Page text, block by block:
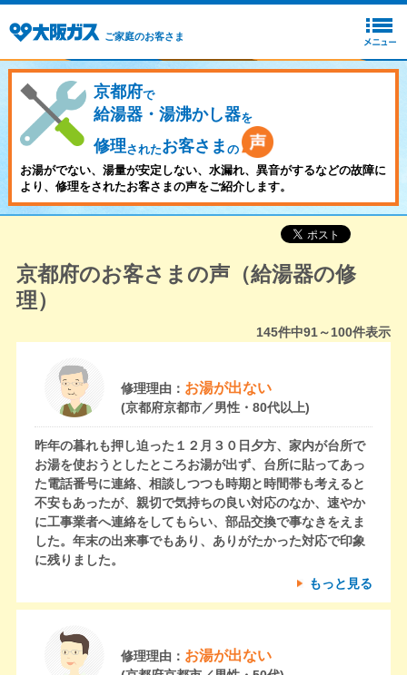
ご家庭のお客さま
京都府で
給湯器・湯沸かし器を
修理されたお客さま の
お湯がでない、湯量が安定しない、水漏れ、異音がするなどの故障に
より、修理をされたお客さまの声をご紹介します。
京都府のお客さまの声（給湯器の修
理）
145件中91～100件表示
修理理由： お湯が出ない
(京都府京都市／男性・80代以上)
昨年の暮れも押し迫った１２月３０日夕方、家内が台所で
お湯を使おうとしたところお湯が出ず、台所に貼ってあっ
た電話番号に連絡、相談しつつも時期と時間帯も考えると
不安もあったが、親切で気持ちの良い対応のなか、速やか
に工事業者へ連絡をしてもらい、部品交換で事なきをえま
した。年末の出来事でもあり、ありがたかった対応で印象
に残りました。
もっと見る
修理理由： お湯が出ない